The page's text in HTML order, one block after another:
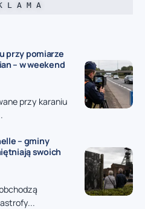
L A M A
przy pomiarze
– w weekend
przy karaniu
– gminy
swoich